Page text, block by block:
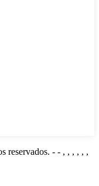
reservados. - - , , , , , ,